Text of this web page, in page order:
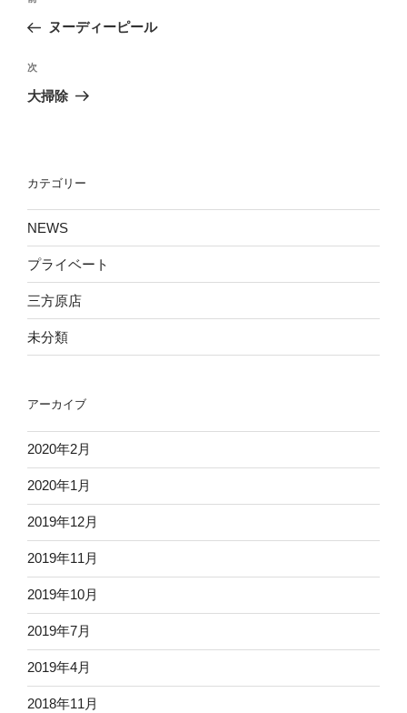
ナ
ビ
ゲ
ン
の
稿
ヌーディーピール
次
の
次
大掃除
カテゴリー
NEWS
プライベート
三方原店
未分類
アーカイブ
2020年2月
2020年1月
2019年12月
2019年11月
2019年10月
2019年7月
2019年4月
2018年11月